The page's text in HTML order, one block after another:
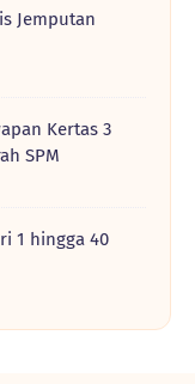
Jemputan
Kertas 3
SPM
1 hingga 40